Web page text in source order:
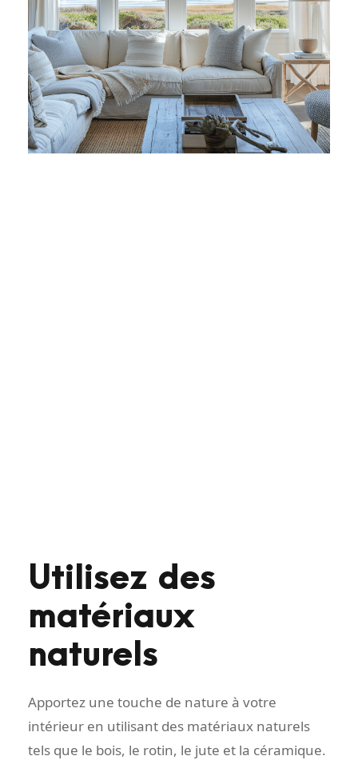
Utilisez des
matériaux
naturels
Apportez une touche de nature à votre
intérieur en utilisant des matériaux naturels
tels que le bois, le rotin, le jute et la céramique.